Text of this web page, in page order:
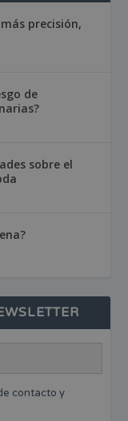
precisión,
de
sobre el
contacto y